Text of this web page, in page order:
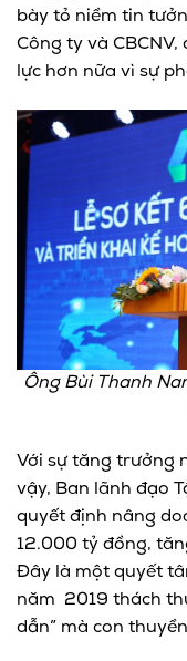
bày tỏ niềm tin
Công ty và
lực hơn nữa vì sự
Ông Bùi Thanh
Với sự tăng trưởng
vậy, Ban lãnh đạo
quyết định nâng
12.000 tỷ đồng,
Đây là một quyết
năm 2019 thách
dẫn” mà con